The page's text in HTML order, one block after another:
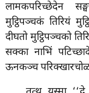
लामकपरिच्छेदेन
मुट्ठिपञ्चकं तिरियं
दीघतो मुट्ठिपञ्चको
सक्का नाभिं
ऊनकञ्च